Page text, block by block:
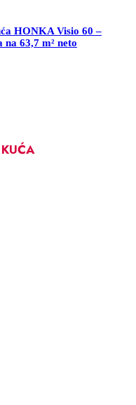
HONKA Visio 60 –
63,7 m² neto